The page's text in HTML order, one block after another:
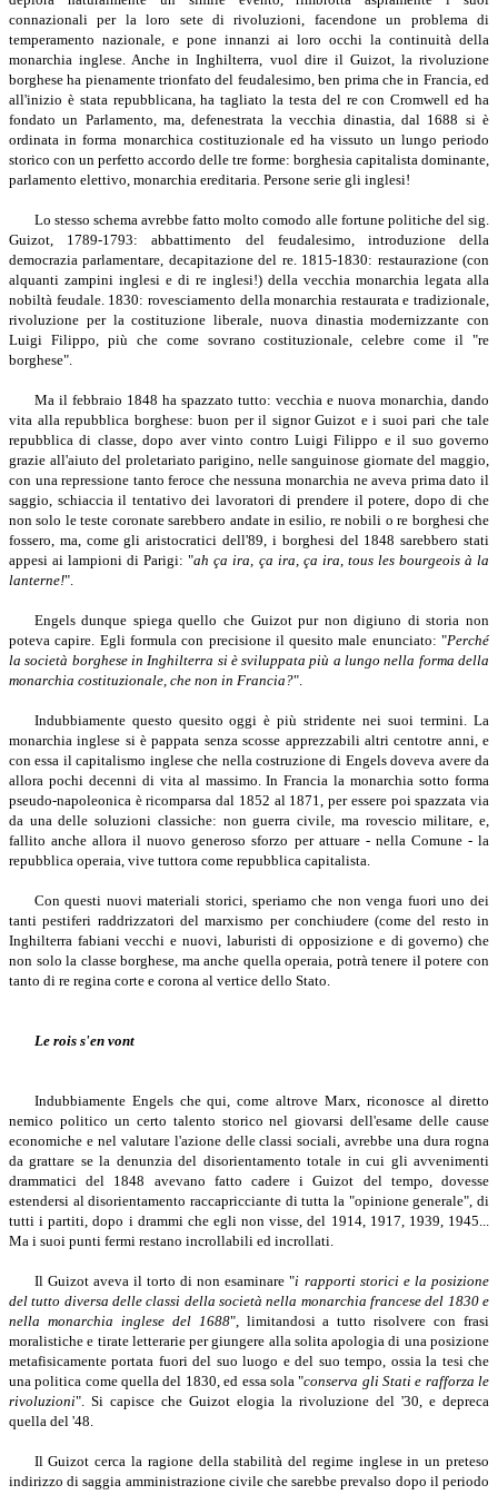
connazionali per la loro sete di rivoluzioni, facendone un problema di
temperamento nazionale, e pone innanzi ai loro occhi la continuità della
monarchia inglese. Anche in Inghilterra, vuol dire il Guizot, la rivoluzione
borghese ha pienamente trionfato del feudalesimo, ben prima che in Francia, ed
all'inizio è stata repubblicana, ha tagliato la testa del re con Cromwell ed ha
fondato un Parlamento, ma, defenestrata la vecchia dinastia, dal 1688 si è
ordinata in forma monarchica costituzionale ed ha vissuto un lungo periodo
storico con un perfetto accordo delle tre forme: borghesia capitalista dominante,
parlamento elettivo, monarchia ereditaria. Persone serie gli inglesi!
Lo stesso schema avrebbe fatto molto comodo alle fortune politiche del sig.
Guizot, 1789-1793: abbattimento del feudalesimo, introduzione della
democrazia parlamentare, decapitazione del re. 1815-1830: restaurazione (con
alquanti zampini inglesi e di re inglesi!) della vecchia monarchia legata alla
nobiltà feudale. 1830: rovesciamento della monarchia restaurata e tradizionale,
rivoluzione per la costituzione liberale, nuova dinastia modernizzante con
Luigi Filippo, più che come sovrano costituzionale, celebre come il "re
borghese".
Ma il febbraio 1848 ha spazzato tutto: vecchia e nuova monarchia, dando
vita alla repubblica borghese: buon per il signor Guizot e i suoi pari che tale
repubblica di classe, dopo aver vinto contro Luigi Filippo e il suo governo
grazie all'aiuto del proletariato parigino, nelle sanguinose giornate del maggio,
con una repressione tanto feroce che nessuna monarchia ne aveva prima dato il
saggio, schiaccia il tentativo dei lavoratori di prendere il potere, dopo di che
non solo le teste coronate sarebbero andate in esilio, re nobili o re borghesi che
fossero, ma, come gli aristocratici dell'89, i borghesi del 1848 sarebbero stati
appesi ai lampioni di Parigi: "ah ça ira, ça ira, ça ira, tous les bourgeois à la
lanterne!".
Engels dunque spiega quello che Guizot pur non digiuno di storia non
poteva capire. Egli formula con precisione il quesito male enunciato: "Perché
la società borghese in Inghilterra si è sviluppata più a lungo nella forma della
monarchia costituzionale, che non in Francia?".
Indubbiamente questo quesito oggi è più stridente nei suoi termini. La
monarchia inglese si è pappata senza scosse apprezzabili altri centotre anni, e
con essa il capitalismo inglese che nella costruzione di Engels doveva avere da
allora pochi decenni di vita al massimo. In Francia la monarchia sotto forma
pseudo-napoleonica è ricomparsa dal 1852 al 1871, per essere poi spazzata via
da una delle soluzioni classiche: non guerra civile, ma rovescio militare, e,
fallito anche allora il nuovo generoso sforzo per attuare - nella Comune - la
repubblica operaia, vive tuttora come repubblica capitalista.
Con questi nuovi materiali storici, speriamo che non venga fuori uno dei
tanti pestiferi raddrizzatori del marxismo per conchiudere (come del resto in
Inghilterra fabiani vecchi e nuovi, laburisti di opposizione e di governo) che
non solo la classe borghese, ma anche quella operaia, potrà tenere il potere con
tanto di re regina corte e corona al vertice dello Stato.
Le rois s'en vont
Indubbiamente Engels che qui, come altrove Marx, riconosce al diretto
nemico politico un certo talento storico nel giovarsi dell'esame delle cause
economiche e nel valutare l'azione delle classi sociali, avrebbe una dura rogna
da grattare se la denunzia del disorientamento totale in cui gli avvenimenti
drammatici del 1848 avevano fatto cadere i Guizot del tempo, dovesse
estendersi al disorientamento raccapricciante di tutta la "opinione generale", di
tutti i partiti, dopo i drammi che egli non visse, del 1914, 1917, 1939, 1945...
Ma i suoi punti fermi restano incrollabili ed incrollati.
Il Guizot aveva il torto di non esaminare "i rapporti storici e la posizione
del tutto diversa delle classi della società nella monarchia francese del 1830 e
nella monarchia inglese del 1688", limitandosi a tutto risolvere con frasi
moralistiche e tirate letterarie per giungere alla solita apologia di una posizione
metafisicamente portata fuori del suo luogo e del suo tempo, ossia la tesi che
una politica come quella del 1830, ed essa sola "conserva gli Stati e rafforza le
rivoluzioni". Si capisce che Guizot elogia la rivoluzione del '30, e depreca
quella del '48.
Il Guizot cerca la ragione della stabilità del regime inglese in un preteso
indirizzo di saggia amministrazione civile che sarebbe prevalso dopo il periodo